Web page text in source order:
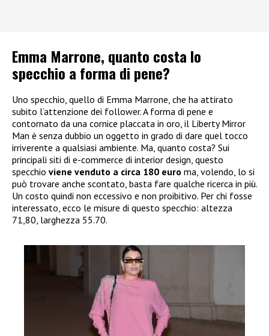
Emma Marrone, quanto costa lo
specchio a forma di pene?
Uno specchio, quello di Emma Marrone, che ha attirato
subito l’attenzione dei follower. A forma di pene e
contornato da una cornice placcata in oro, il Liberty Mirror
Man è senza dubbio un oggetto in grado di dare quel tocco
irriverente a qualsiasi ambiente. Ma, quanto costa? Sui
principali siti di e-commerce di interior design, questo
specchio viene venduto a circa 180 euro ma, volendo, lo si
può trovare anche scontato, basta fare qualche ricerca in più.
Un costo quindi non eccessivo e non proibitivo. Per chi fosse
interessato, ecco le misure di questo specchio: altezza
71,80, larghezza 55.70.